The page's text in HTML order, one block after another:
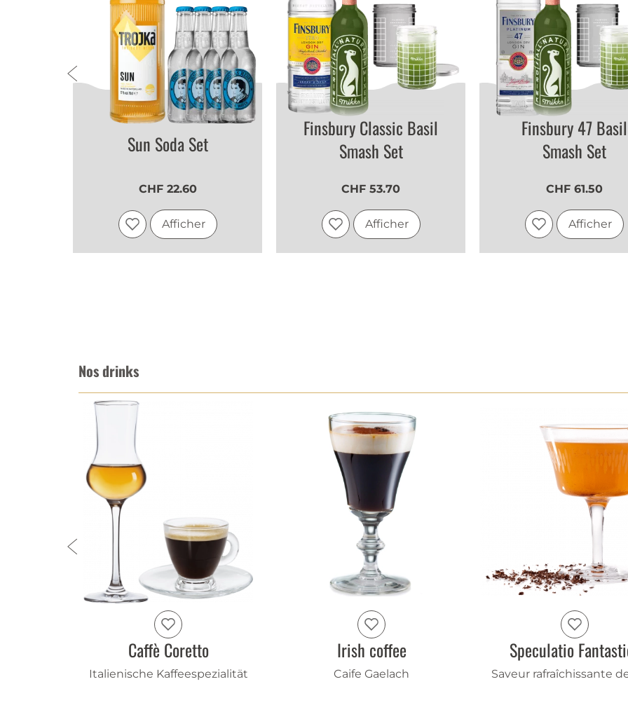
Sun Soda Set
CHF 22.60
Afficher
Finsbury Classic Basil
Smash Set
CHF 53.70
Afficher
Finsbury 47 Basil
Smash Set
CHF 61.50
Afficher
Nos drinks
Caffè Coretto
Italienische Kaffeespezialität
Irish coffee
Caife Gaelach
Speculatio
Saveur rafraîchissante